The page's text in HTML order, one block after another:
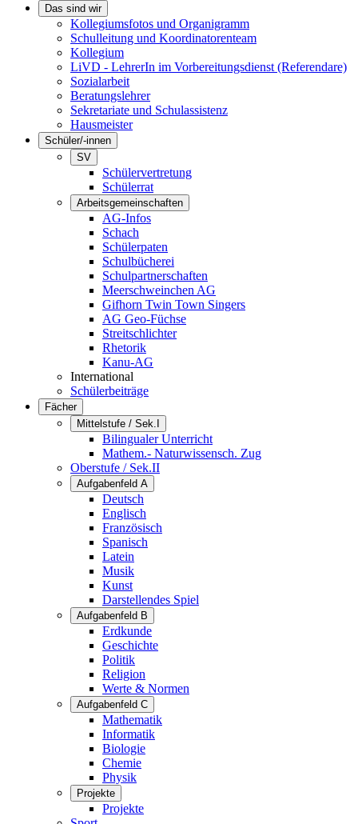
Das sind wir
Kollegiumsfotos und Organigramm
Schulleitung und Koordinatorenteam
Kollegium
LiVD - LehrerIn im Vorbereitungsdienst (Referendare)
Sozialarbeit
Beratungslehrer
Sekretariate und Schulassistenz
Hausmeister
Schüler/-innen
SV
Schülervertretung
Schülerrat
Arbeitsgemeinschaften
AG-Infos
Schach
Schülerpaten
Schulbücherei
Schulpartnerschaften
Meerschweinchen AG
Gifhorn Twin Town Singers
AG Geo-Füchse
Streitschlichter
Rhetorik
Kanu-AG
International
Schülerbeiträge
Fächer
Mittelstufe / Sek.I
Bilingualer Unterricht
Mathem.- Naturwissensch. Zug
Oberstufe / Sek.II
Aufgabenfeld A
Deutsch
Englisch
Französisch
Spanisch
Latein
Musik
Kunst
Darstellendes Spiel
Aufgabenfeld B
Erdkunde
Geschichte
Politik
Religion
Werte & Normen
Aufgabenfeld C
Mathematik
Informatik
Biologie
Chemie
Physik
Projekte
Projekte